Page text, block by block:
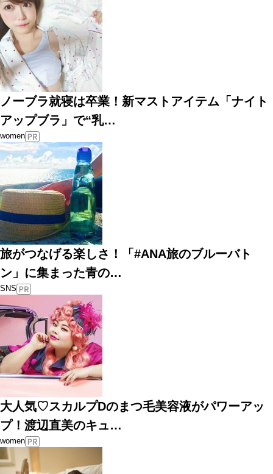
ノーブラ就寝は卒業！新マストアイテム「ナイト
アップブラ」で“乳…
women
旅がつなげる楽しさ！「#ANA旅のブルーバト
ン」に集まった青の…
SNS
大人気♡スカルプDのまつ毛美容液がパワーアッ
プ！渡辺直美のキュ…
women